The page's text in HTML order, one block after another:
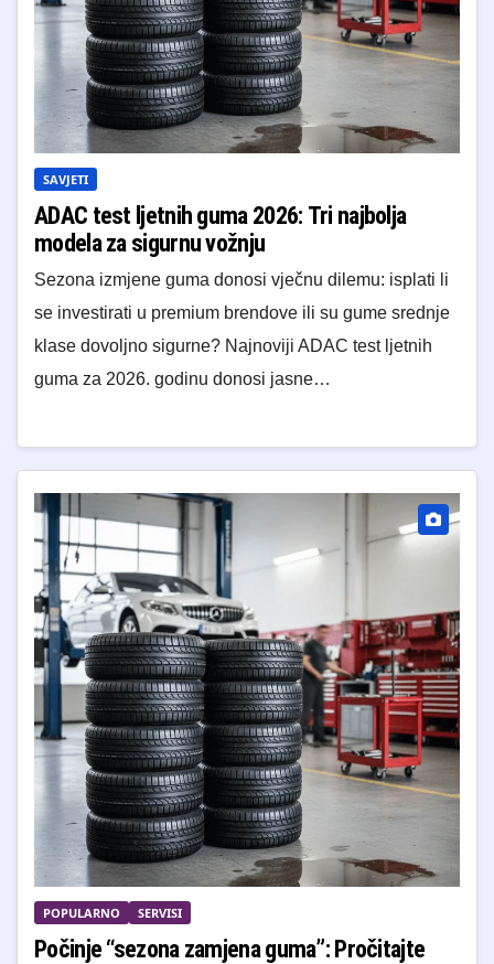
SAVJETI
ADAC test ljetnih guma 2026: Tri najbolja
modela za sigurnu vožnju
Sezona izmjene guma donosi vječnu dilemu: isplati li
se investirati u premium brendove ili su gume srednje
klase dovoljno sigurne? Najnoviji ADAC test ljetnih
guma za 2026. godinu donosi jasne…
POPULARNO SERVISI
Počinje “sezona zamjena guma”: Pročitajte